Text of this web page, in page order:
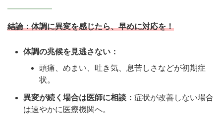
結論：体調に異変を感じたら、早めに対応を！
体調の兆候を見逃さない：
頭痛、めまい、吐き気、息苦しさなどが初期症
状。
異変が続く場合は医師に相談： 症状が改善しない場合
は速やかに医療機関へ。